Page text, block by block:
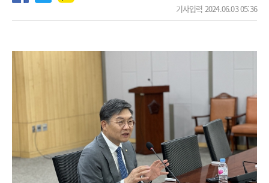
기사입력 2024.06.03 05:36